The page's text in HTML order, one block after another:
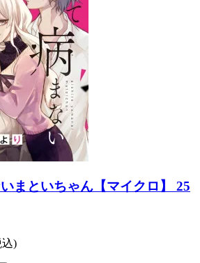
まといちゃん【マイクロ】 25
込)